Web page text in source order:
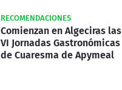
RECOMENDACIONES
Comienzan en Algeciras las
VI Jornadas Gastronómicas
de Cuaresma de Apymeal